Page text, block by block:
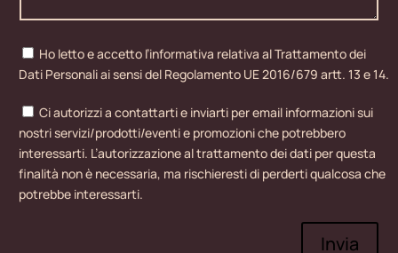
Ho letto e accetto l’informativa relativa al Trattamento dei
Dati Personali ai sensi del Regolamento UE 2016/679 artt. 13 e 14.
Ci autorizzi a contattarti e inviarti per email informazioni sui
nostri servizi/prodotti/eventi e promozioni che potrebbero
interessarti. L’autorizzazione al trattamento dei dati per questa
finalità non è necessaria, ma rischieresti di perderti qualcosa che
potrebbe interessarti.
Invia